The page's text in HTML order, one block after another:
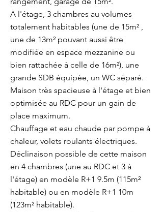
A l'étage, 3 chambres au volumes
totalement habitables (une de 15m² ,
une de 13m² pouvant aussi être
modifiée en espace mezzanine ou
bien rattachée à celle de 16m²), une
grande SDB équipée, un WC séparé.
Maison très spacieuse à l'étage et bien
optimisée au RDC pour un gain de
place maximum.
Chauffage et eau chaude par pompe à
chaleur, volets roulants électriques.
Déclinaison possible de cette maison
en 4 chambres (une au RDC et 3 à
l'étage) en modèle R+1 9.5m (115m²
habitable) ou en modèle R+1 10m
(123m² habitable).